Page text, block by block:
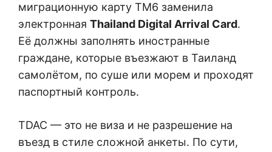
миграционную карту TM6 заменила
электронная Thailand Digital Arrival Card.
Её должны заполнять иностранные
граждане, которые въезжают в Таиланд
самолётом, по суше или морем и проходят
паспортный контроль.
TDAC — это не виза и не разрешение на
въезд в стиле сложной анкеты. По сути,